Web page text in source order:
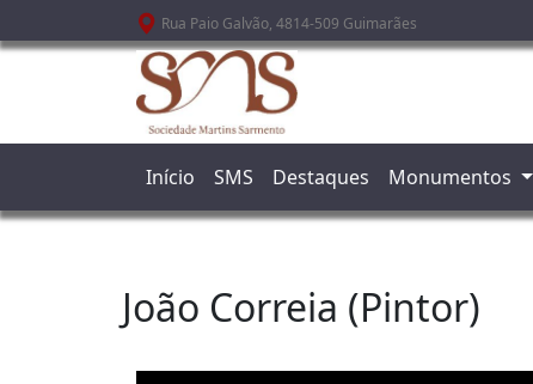
Passar para o conteúdo principal
Rua Paio Galvão, 4814-509 Guimarães
Início SMS Destaques Monumentos
João Correia (Pintor)